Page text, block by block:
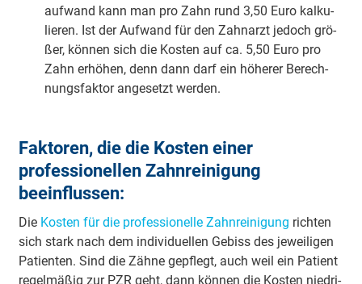
auf­wand kann man pro Zahn rund 3,50 Eu­ro kal­ku­
lie­ren. Ist der Auf­wand für den Zahn­arzt je­doch grö­
ßer, kön­nen sich die Kos­ten auf ca. 5,50 Eu­ro pro
Zahn er­hö­hen, denn dann darf ein hö­he­rer Be­rech­
nungs­fak­tor an­ge­setzt wer­den.
Faktoren, die die Kosten einer
professionellen Zahnreinigung
beeinflussen:
Die Kos­ten für die pro­fes­sio­nel­le Zahn­rei­ni­gung rich­ten
sich stark nach dem in­di­vi­du­el­len Ge­biss des je­wei­li­gen
Pa­tien­ten. Sind die Zäh­ne ge­pflegt, auch weil ein Pa­tient
re­gel­mä­ßig zur PZR geht, dann kön­nen die Kos­ten nied­ri­